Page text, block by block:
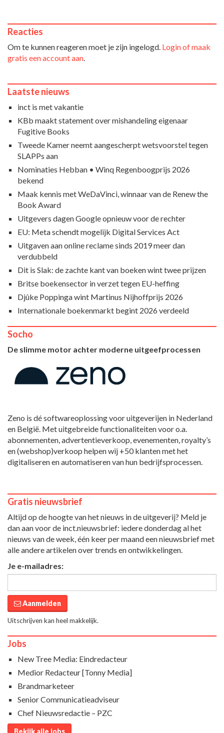
Reacties
Om te kunnen reageren moet je zijn ingelogd. Login of maak
gratis een account aan.
Laatste nieuws
inct is met vakantie
KBb maakt statement over mishandeling eigenaar
Fugitive Books
Tweede Kamer neemt aangescherpt wetsvoorstel tegen
SLAPPs aan
Nominaties Hebban • Winq Regenboogprijs 2026
bekend
Maak kennis met WeDaVinci, winnaar van de Renew the
Book Award
Uitgevers dagen Google opnieuw voor de rechter
EU: Meta schendt mogelijk Digital Services Act
Uitgaven aan online reclame sinds 2019 meer dan
verdubbeld
Dit is Slak: de zachte kant van boeken wint twee prijzen
Britse boekensector in verzet tegen EU-heffing
Djûke Poppinga wint Martinus Nijhoffprijs 2026
Internationale boekenmarkt begint 2026 verdeeld
Socho
De slimme motor achter moderne uitgeefprocessen
Zeno is dé softwareoplossing voor uitgeverijen in Nederland
en België. Met uitgebreide functionaliteiten voor o.a.
abonnementen, advertentieverkoop, evenementen, royalty’s
en (webshop)verkoop helpen wij +50 klanten met het
digitaliseren en automatiseren van hun bedrijfsprocessen.
Gratis nieuwsbrief
Altijd op de hoogte van het nieuws in de uitgeverij? Meld je
dan aan voor de inct.nieuwsbrief: iedere donderdag al het
nieuws van de week, één keer per maand een nieuwsbrief met
alle andere artikelen over trends en ontwikkelingen.
Je e-mailadres:
Aanmelden
Uitschrijven kan heel makkelijk.
Jobs
New Tree Media: Eindredacteur
Medior Redacteur [Tonny Media]
Brandmarketeer
Senior Communicatieadviseur
Chef Nieuwsredactie – PZC
Bekijk alle jobs